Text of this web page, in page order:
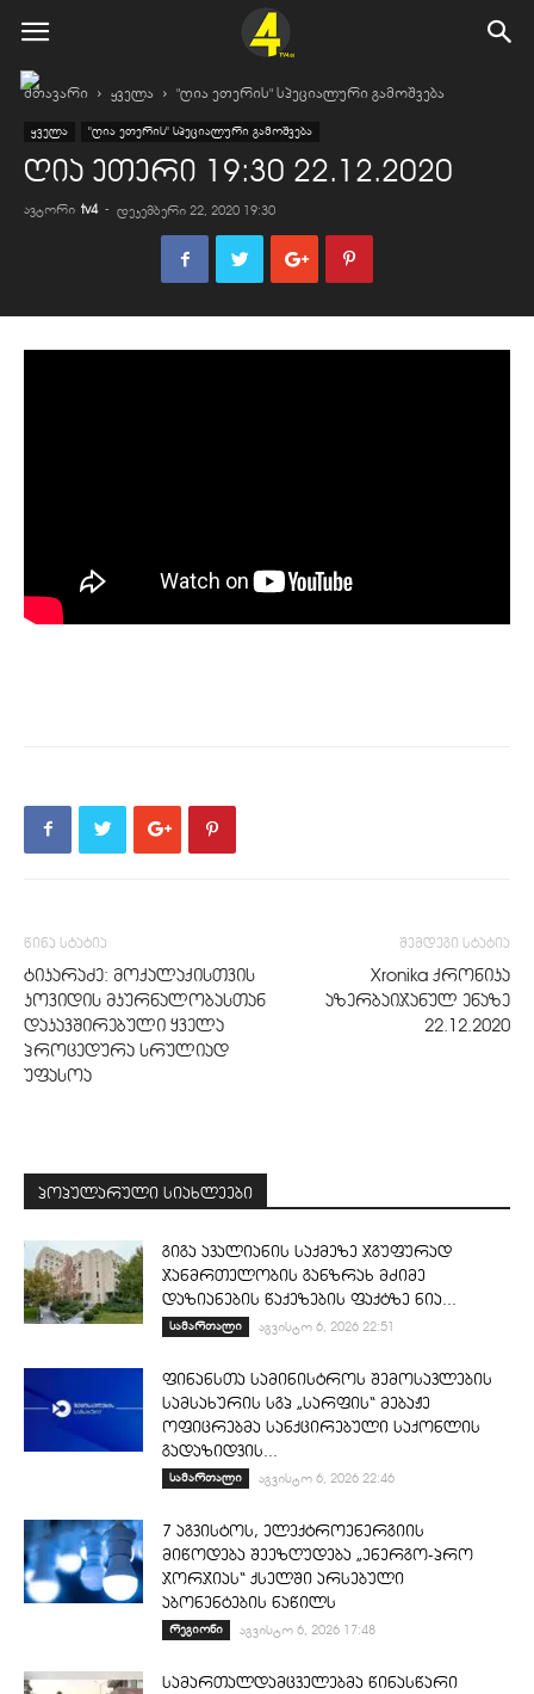
მთავარი ყველა "ღია ეთერის" სპეციალური გამოშვება
ყველა "ღია ეთერის" სპეციალური გამოშვება
ღია ეთერი 19:30 22.12.2020
ავტორი tv4 - დეკემბერი 22, 2020 19:30
წინა სტატია
ტიკარაძე: მოქალაქისთვის
კოვიდის მკურნალობასთან
დაკავშირებული ყველა
პროცედურა სრულიად
უფასოა
შემდეგი სტატია
Xronika ქრონიკა
აზერბაიჯანულ ენაზე
22.12.2020
პოპულარული სიახლეები
გიგა ავალიანის საქმეზე ჯგუფურად
ჯანმრთელობის განზრახ მძიმე
დაზიანების წაქეზების ფაქტზე ნია...
სამართალი აგვისტო 6, 2026 22:51
ფინანსთა სამინისტროს შემოსავლების
სამსახურის სგპ „სარფის“ მებაჟე
ოფიცრებმა სანქცირებული საქონლის
გადაზიდვის...
სამართალი აგვისტო 6, 2026 22:46
7 აგვისტოს, ელექტროენერგიის
მიწოდება შეეზღუდება „ენერგო-პრო
ჯორჯიას“ ქსელში არსებული
აბონენტების ნაწილს
რეგიონი აგვისტო 6, 2026 17:48
სამართალდამცველებმა წინასწარი